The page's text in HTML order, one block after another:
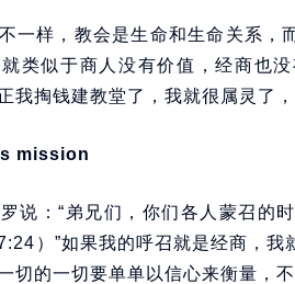
一样，教会是生命和生命关系，
类似于商人没有价值，经商也
我掏钱建教堂了，我就很属灵了
mission
说：“弟兄们，你们各人蒙召的
）”如果我的呼召就是经商，
切的一切要单单以信心来衡量，不